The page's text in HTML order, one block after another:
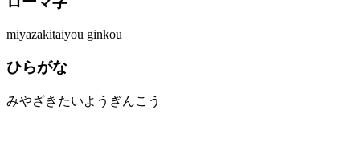
miyazakitaiyou ginkou
ひらがな
みやざきたいようぎんこう